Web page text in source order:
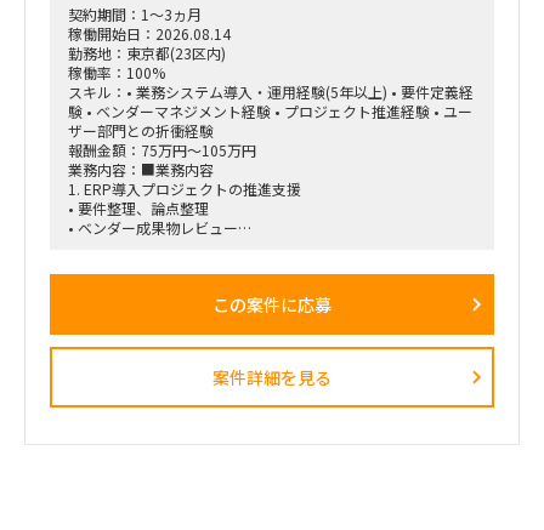
設計
・AIエージェントの設計・作り込み
・ネットワーク知識が浅いメンバーへの説明、教育・仕組み化
・プロジェクト推進、課題整理、改善提案
■求める人物像
・プロジェクトを主体的にリードできる方
・不足している論点や課題を自ら発見し、改善提案まで行える
方
・ネットワークと生成AIの双方に知見を持ち、両領域をつなげ
て設計できる方
・技術的な内容を、ネットワーク知識が浅いメンバーにも分か
・「なぜこの観点を確認する必要があるのか」という背景まで
・開始時期：2026年8月1日予定
・契約期間：初回2カ月予定
※初回はトライアル的な位置付け。以降、継続の可能性あり
・稼働率：80～100％
契約期間：1～3ヵ月
稼働開始日：2026.08.14
勤務地：東京都(23区内)
稼働率：100%
スキル：• 業務システム導入・運用経験(5年以上) • 要件定義経
験 • ベンダーマネジメント経験 • プロジェクト推進経験 • ユー
ザー部門との折衝経験
報酬金額：75万円～105万円
業務内容：■業務内容
1. ERP導入プロジェクトの推進支援
• 要件整理、論点整理
• ベンダー成果物レビュー
• 会議運営および議事録作成
2. 業務システム導入・刷新支援
• Salesforce/Kintone
• ヘルプデスクシステム
この案件に応募
案件詳細を見る